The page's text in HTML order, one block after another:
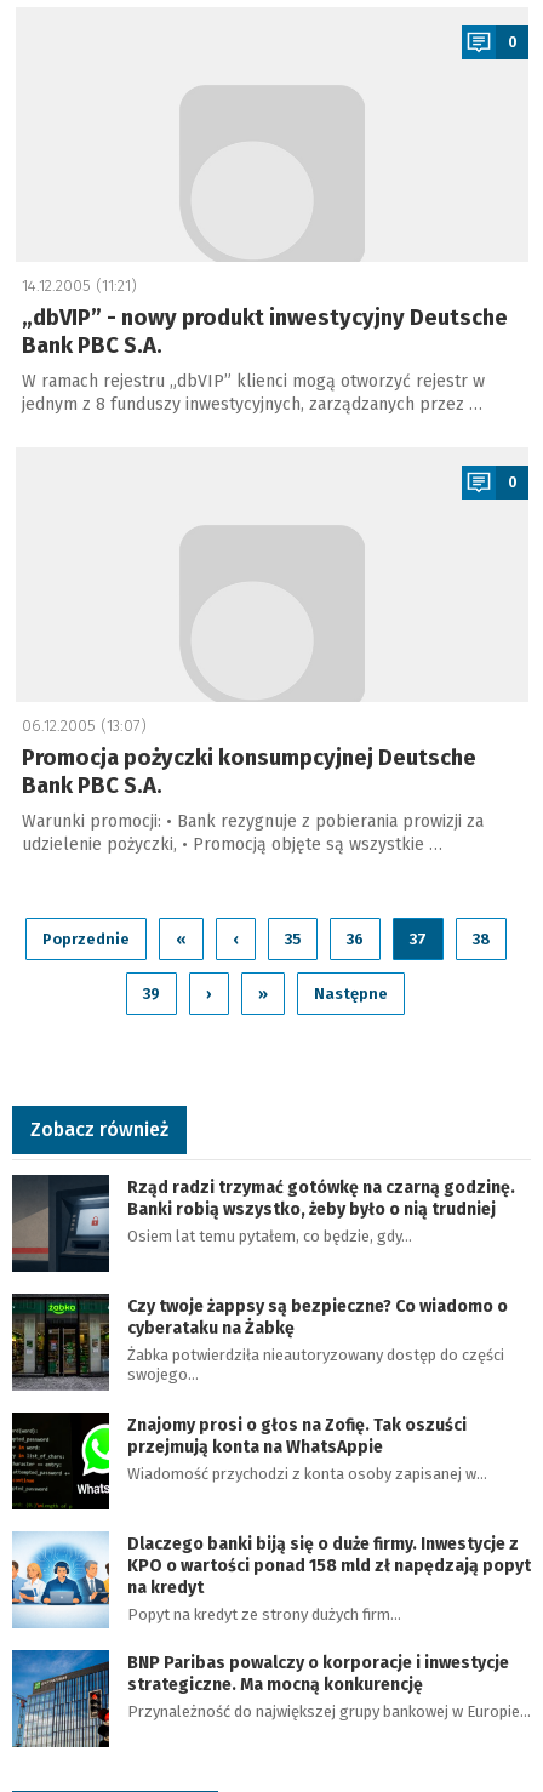
0
14.12.2005 (11:21)
„dbVIP” - nowy produkt inwestycyjny Deutsche
Bank PBC S.A.
W ramach rejestru „dbVIP” klienci mogą otworzyć rejestr w
jednym z 8 funduszy inwestycyjnych, zarządzanych przez …
0
06.12.2005 (13:07)
Promocja pożyczki konsumpcyjnej Deutsche
Bank PBC S.A.
Warunki promocji: • Bank rezygnuje z pobierania prowizji za
udzielenie pożyczki, • Promocją objęte są wszystkie …
Poprzednie « ‹ 35 36 37 38
39 › » Następne
Zobacz również
Rząd radzi trzymać gotówkę na czarną godzinę.
Banki robią wszystko, żeby było o nią trudniej
Osiem lat temu pytałem, co będzie, gdy…
Czy twoje żappsy są bezpieczne? Co wiadomo o
cyberataku na Żabkę
Żabka potwierdziła nieautoryzowany dostęp do części
swojego…
Znajomy prosi o głos na Zofię. Tak oszuści
przejmują konta na WhatsAppie
Wiadomość przychodzi z konta osoby zapisanej w…
Dlaczego banki biją się o duże firmy. Inwestycje z
KPO o wartości ponad 158 mld zł napędzają popyt
na kredyt
Popyt na kredyt ze strony dużych firm…
BNP Paribas powalczy o korporacje i inwestycje
strategiczne. Ma mocną konkurencję
Przynależność do największej grupy bankowej w Europie…